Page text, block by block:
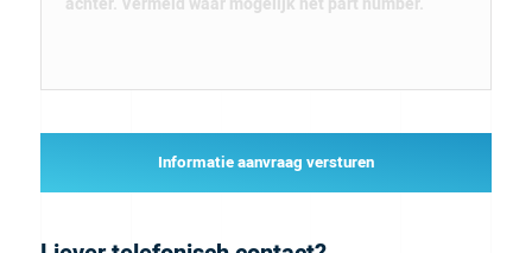
Informatie aanvraag versturen